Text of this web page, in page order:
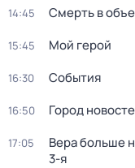
14:45 Смерть в
15:45 Мой герой
16:30 События
16:50 Город
17:05 Вера больше
3-я